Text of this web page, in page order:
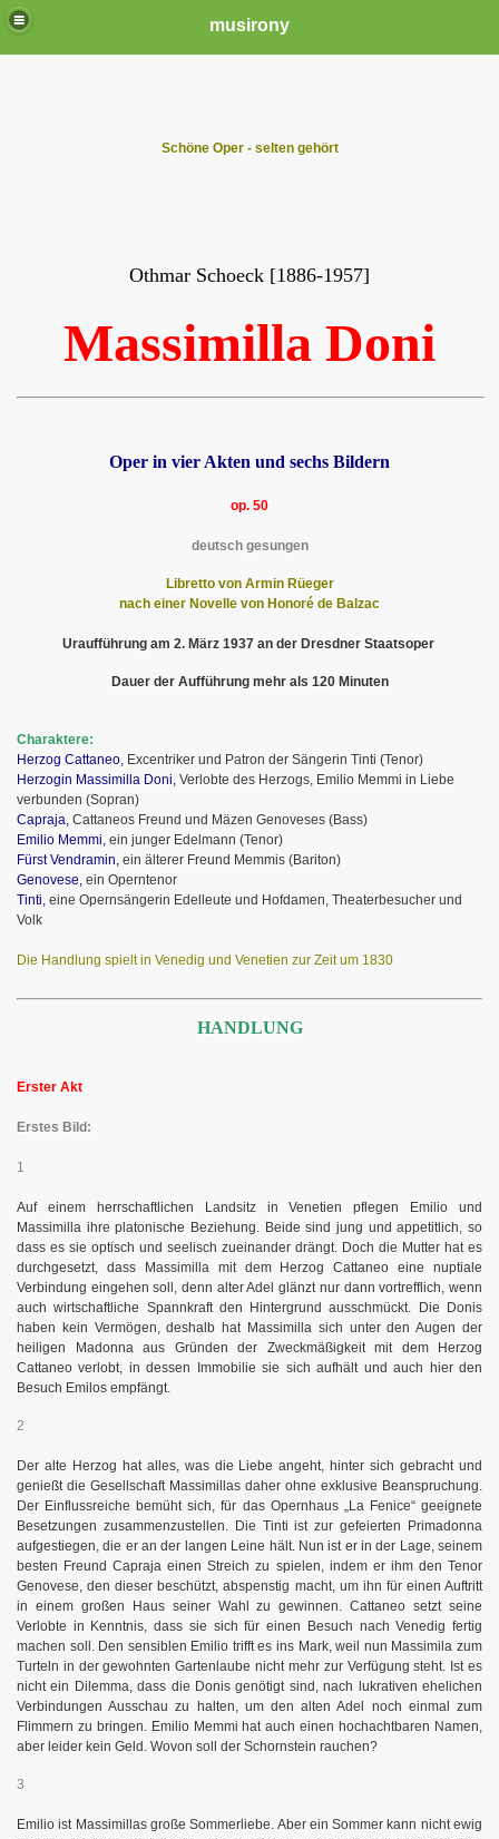
musirony
Schöne Oper - selten gehört
Othmar Schoeck [1886-1957]
Massimilla Doni
Oper in vier Akten und sechs Bildern
op. 50
deutsch gesungen
Libretto von Armin Rüeger
nach einer Novelle von Honoré de Balzac
Uraufführung am 2. März 1937 an der Dresdner Staatsoper
Dauer der Aufführung mehr als 120 Minuten
Charaktere:
Herzog Cattaneo, Excentriker und Patron der Sängerin Tinti (Tenor)
Herzogin Massimilla Doni, Verlobte des Herzogs, Emilio Memmi in Liebe
verbunden (Sopran)
Capraja, Cattaneos Freund und Mäzen Genoveses (Bass)
Emilio Memmi, ein junger Edelmann (Tenor)
Fürst Vendramin, ein älterer Freund Memmis (Bariton)
Genovese, ein Operntenor
Tinti, eine Opernsängerin Edelleute und Hofdamen, Theaterbesucher und
Volk
Die Handlung spielt in Venedig und Venetien zur Zeit um 1830
HANDLUNG
Erster Akt
Erstes Bild:
1
Auf einem herrschaftlichen Landsitz in Venetien pflegen Emilio und
Massimilla ihre platonische Beziehung. Beide sind jung und appetitlich, so
dass es sie optisch und seelisch zueinander drängt. Doch die Mutter hat es
durchgesetzt, dass Massimilla mit dem Herzog Cattaneo eine nuptiale
Verbindung eingehen soll, denn alter Adel glänzt nur dann vortrefflich, wenn
auch wirtschaftliche Spannkraft den Hintergrund ausschmückt. Die Donis
haben kein Vermögen, deshalb hat Massimilla sich unter den Augen der
heiligen Madonna aus Gründen der Zweckmäßigkeit mit dem Herzog
Cattaneo verlobt, in dessen Immobilie sie sich aufhält und auch hier den
Besuch Emilos empfängt.
2
Der alte Herzog hat alles, was die Liebe angeht, hinter sich gebracht und
genießt die Gesellschaft Massimillas daher ohne exklusive Beanspruchung.
Der Einflussreiche bemüht sich, für das Opernhaus „La Fenice“ geeignete
Besetzungen zusammenzustellen. Die Tinti ist zur gefeierten Primadonna
aufgestiegen, die er an der langen Leine hält. Nun ist er in der Lage, seinem
besten Freund Capraja einen Streich zu spielen, indem er ihm den Tenor
Genovese, den dieser beschützt, abspenstig macht, um ihn für einen Auftritt
in einem großen Haus seiner Wahl zu gewinnen. Cattaneo setzt seine
Verlobte in Kenntnis, dass sie sich für einen Besuch nach Venedig fertig
machen soll. Den sensiblen Emilio trifft es ins Mark, weil nun Massimila zum
Turteln in der gewohnten Gartenlaube nicht mehr zur Verfügung steht. Ist es
nicht ein Dilemma, dass die Donis genötigt sind, nach lukrativen ehelichen
Verbindungen Ausschau zu halten, um den alten Adel noch einmal zum
Flimmern zu bringen. Emilio Memmi hat auch einen hochachtbaren Namen,
aber leider kein Geld. Wovon soll der Schornstein rauchen?
3
Emilio ist Massimillas große Sommerliebe. Aber ein Sommer kann nicht ewig